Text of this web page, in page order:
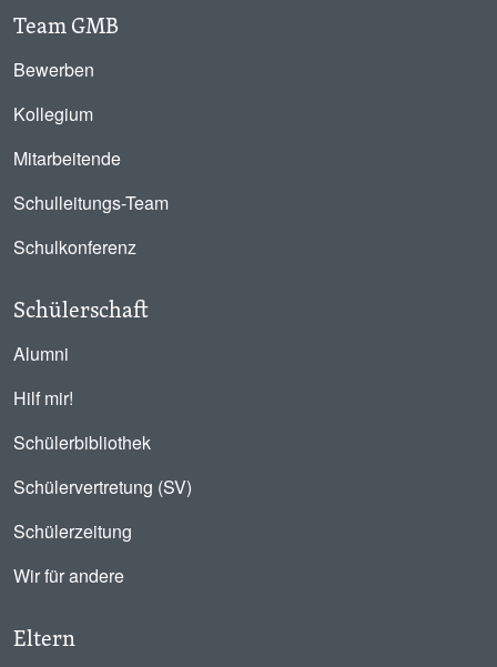
Team GMB
Bewerben
Kollegium
Mitarbeitende
Schulleitungs-Team
Schulkonferenz
Schülerschaft
Alumni
Hilf mir!
Schülerbibliothek
Schülervertretung (SV)
Schülerzeitung
Wir für andere
Eltern